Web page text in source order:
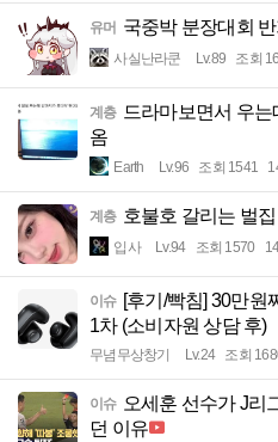
유머 국중박 분장대회
사실난라쿤 Lv.89 조회
계층 드라마보면서 우
옴
Earth Lv.96 조회 1541
계층 호불호 갈리는 벌
입사 Lv.94 조회 1570
이슈 [후기/빡침] 30만원
1차 (소비자원 상담 후)
무념무상창기 Lv.24 조회
이슈 오세훈 선수가 J리
던 이유